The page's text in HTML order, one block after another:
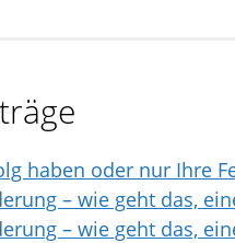
haben oder nur Ihre
– wie geht das,
– wie geht das,